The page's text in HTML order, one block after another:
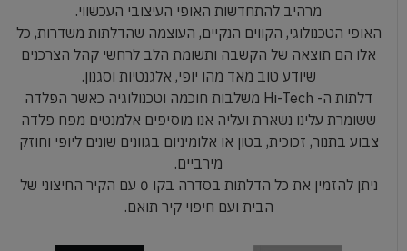
מרהיב להתחדשות האופי העיצובי העכשווי.
האופי הטכנולוגי, הקווים הנקיים, העוצמה שהדלתות משדרות, כל
אלו הם תוצאה של הקשבה ותשומת הלב לרחשי קהל הצרכנים
שיודע טוב מאד מהו יופי, אלגנטיות וסגנון.
דלתות ה- Hi-Tech משלבות חוכמה וטכנולוגיה כאשר הפלדה
ששומרת עלינו נשארת ועליה אנו מוסיפים אלמנטים מפח פלדה
צבוע בתנור, זכוכית, בטון או אלומיניום בגוונים שונים ליופי וחוזק
מירביים.
ניתן להזמין את כל הדלתות בסדרה בקו 0 עם הקיר החיצוני של
הבית ועם חיפוי קיר תואם.